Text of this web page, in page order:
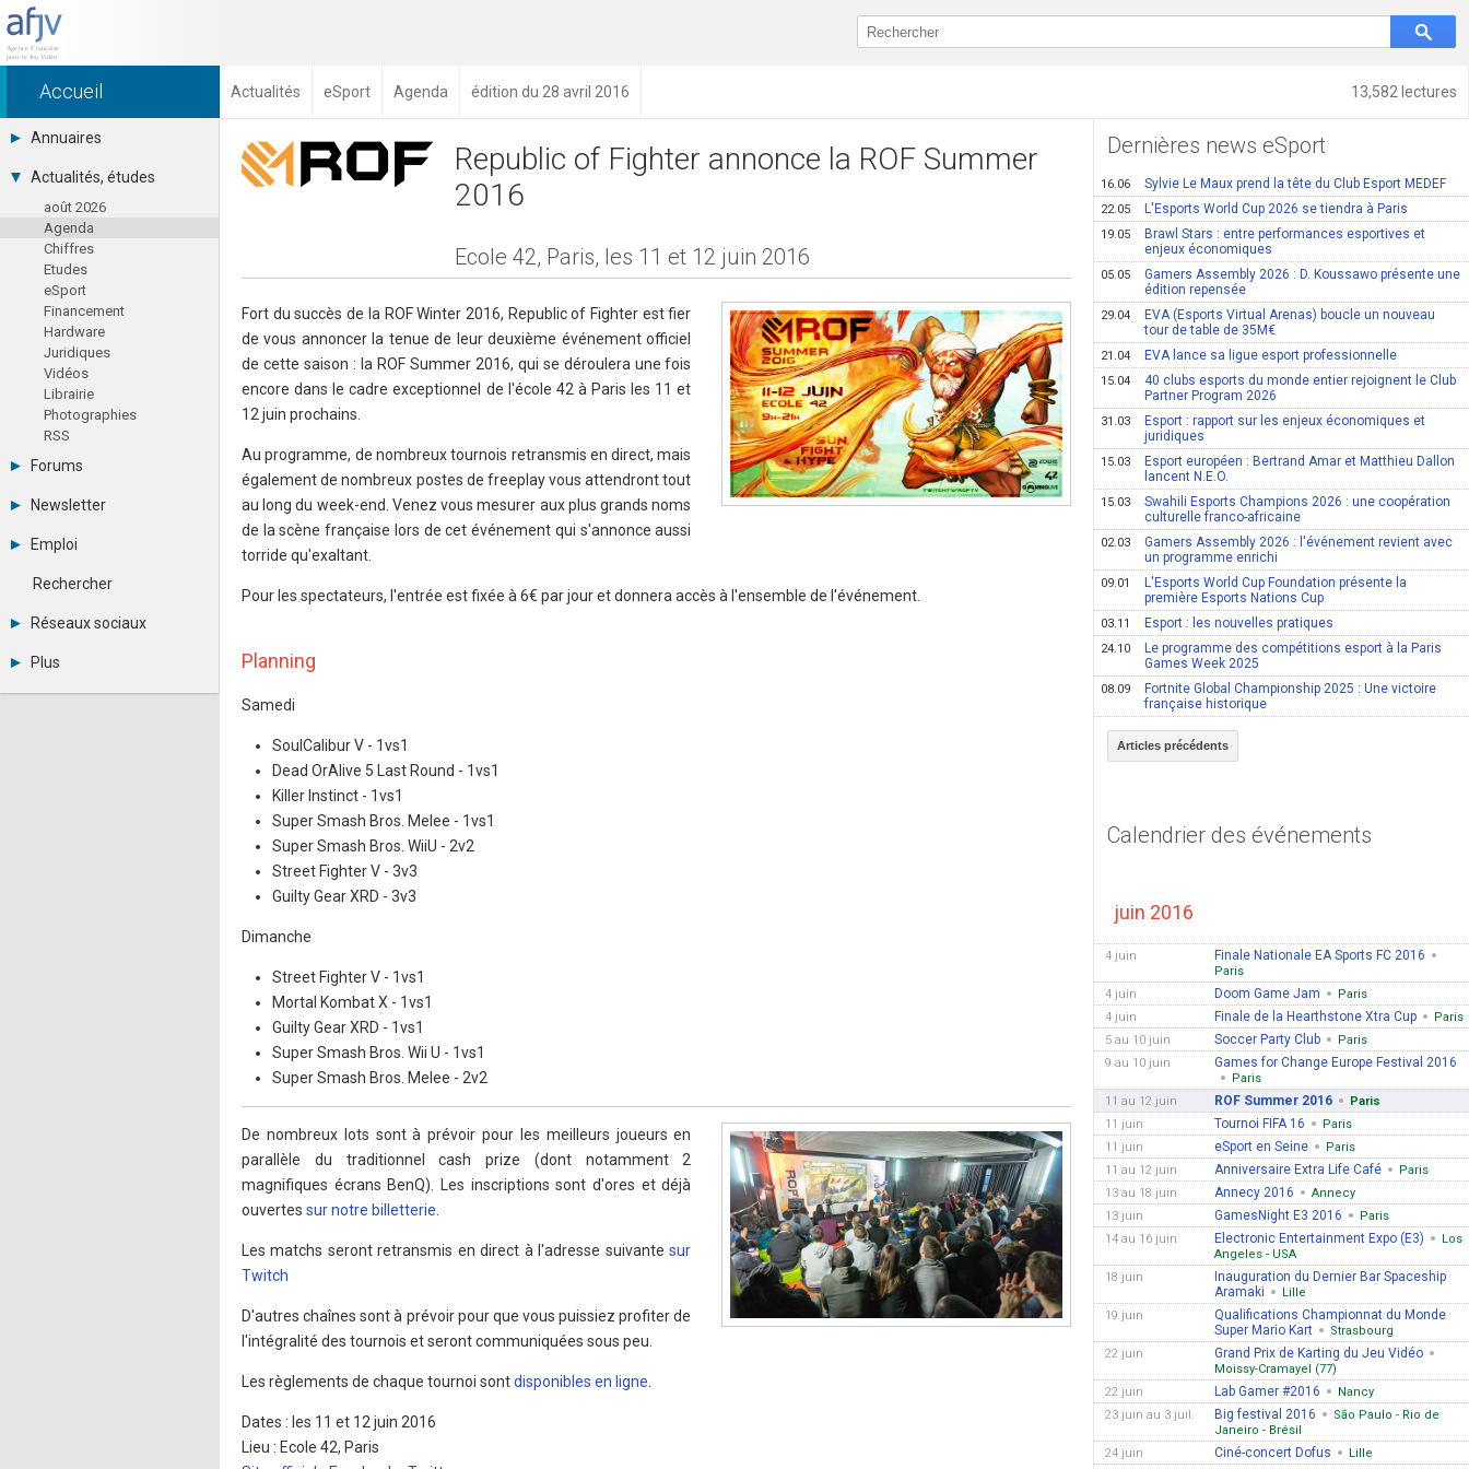
13,582 lectures
Accueil Actualités eSport Agenda édition du 28 avril 2016
Annuaires
Toutes les sociétés (691)
Studios (418)
Editeurs (49)
Distributeurs (16)
Hard. / Accessoires (10)
Middlewares (15)
Prestataires (99)
Assoc. / Syndicats (21)
Formations / Ecoles (46)
Presse spécialisée (17)
Actualités, études
août 2026
Agenda
Chiffres
Etudes
eSport
Financement
Hardware
Juridiques
Vidéos
Librairie
Photographies
RSS
Forums
Tous les forums
Se connecter
Messages privés
Contacter un modérateur
Newsletter
Archives
Abonnement
Emploi
Consulter les annonces
Observatoire de l'emploi
Rechercher
Réseaux sociaux
LinkedIn
Plus
Annonceurs
Republic of Fighter annonce la ROF Summer
2016
Ecole 42, Paris, les 11 et 12 juin 2016
Fort du succès de la ROF Winter 2016, Republic of Fighter est fier
de vous annoncer la tenue de leur deuxième événement officiel
de cette saison : la ROF Summer 2016, qui se déroulera une fois
encore dans le cadre exceptionnel de l'école 42 à Paris les 11 et
12 juin prochains.
Au programme, de nombreux tournois retransmis en direct, mais
également de nombreux postes de freeplay vous attendront tout
au long du week-end. Venez vous mesurer aux plus grands noms
de la scène française lors de cet événement qui s'annonce aussi
torride qu'exaltant.
Pour les spectateurs, l'entrée est fixée à 6€ par jour et donnera accès à l'ensemble de l'événement.
Planning
Samedi
SoulCalibur V - 1vs1
Dead OrAlive 5 Last Round - 1vs1
Killer Instinct - 1vs1
Super Smash Bros. Melee - 1vs1
Super Smash Bros. WiiU - 2v2
Street Fighter V - 3v3
Guilty Gear XRD - 3v3
Dimanche
Street Fighter V - 1vs1
Mortal Kombat X - 1vs1
Guilty Gear XRD - 1vs1
Super Smash Bros. Wii U - 1vs1
Super Smash Bros. Melee - 2v2
De nombreux lots sont à prévoir pour les meilleurs joueurs en
parallèle du traditionnel cash prize (dont notamment 2
magnifiques écrans BenQ). Les inscriptions sont d'ores et déjà
ouvertes sur notre billetterie
Les matchs seront retransmis en direct à l'adresse suivantesur
Twitch
D'autres chaînes sont à prévoir pour que vous puissiez profiter de
l'intégralité des tournois et seront communiquées sous peu.
Les règlements de chaque tournoi sontdisponibles en ligne
Dates : les 11 et 12 juin 2016
Lieu : Ecole 42, Paris
Dernières news eSport
16.06 Sylvie Le Maux prend la tête du Club Esport MEDEF
22.05 L'Esports World Cup 2026 se tiendra à Paris
19.05
Brawl Stars : entre performances esportives et
enjeux économiques
05.05
Gamers Assembly 2026 : D. Koussawo présente une
édition repensée
29.04
EVA (Esports Virtual Arenas) boucle un nouveau
tour de table de 35M€
21.04 EVA lance sa ligue esport professionnelle
15.04
40 clubs esports du monde entier rejoignent le Club
Partner Program 2026
31.03
Esport : rapport sur les enjeux économiques et
juridiques
15.03
Esport européen : Bertrand Amar et Matthieu Dallon
lancent N.E.O.
15.03
Swahili Esports Champions 2026 : une coopération
culturelle franco-africaine
02.03
Gamers Assembly 2026 : l'événement revient avec
un programme enrichi
09.01
L'Esports World Cup Foundation présente la
première Esports Nations Cup
03.11 Esport : les nouvelles pratiques
24.10
Le programme des compétitions esport à la Paris
Games Week 2025
08.09
Fortnite Global Championship 2025 : Une victoire
française historique
Articles précédents
Calendrier des événements
juin 2016
4 juin Finale Nationale EA Sports FC 2016
Paris
4 juin
Doom Game Jam
Paris
4 juin
Finale de la Hearthstone Xtra Cup
Paris
5 au 10 juin
Soccer Party Club
Paris
9 au 10 juin
Games for Change Europe Festival 2016
Paris
11 au 12 juin
ROF Summer 2016
Paris
11 juin
Tournoi FIFA 16
Paris
11 juin
eSport en Seine
Paris
11 au 12 juin
Anniversaire Extra Life Café
Paris
13 au 18 juin
Annecy 2016
Annecy
13 juin
GamesNight E3 2016
Paris
14 au 16 juin
Electronic Entertainment Expo (E3)
Los
Angeles - USA
18 juin
Inauguration du Dernier Bar Spaceship
Aramaki
Lille
19 juin
Qualifications Championnat du Monde
Super Mario Kart
Strasbourg
22 juin
Grand Prix de Karting du Jeu Vidéo
Moissy-Cramayel (77)
22 juin
Lab Gamer #2016
Nancy
23 juin au 3 juil.
Big festival 2016
São Paulo - Rio de
Janeiro - Brésil
24 juin
Ciné-concert Dofus Lille